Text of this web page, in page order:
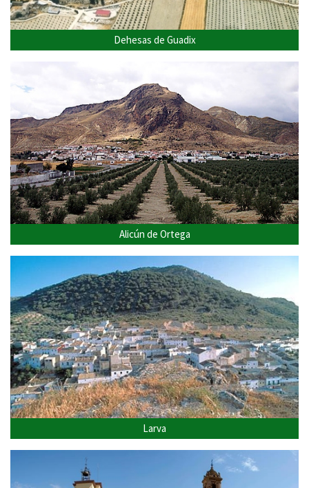
Dehesas de Guadix
Alicún de Ortega
Larva